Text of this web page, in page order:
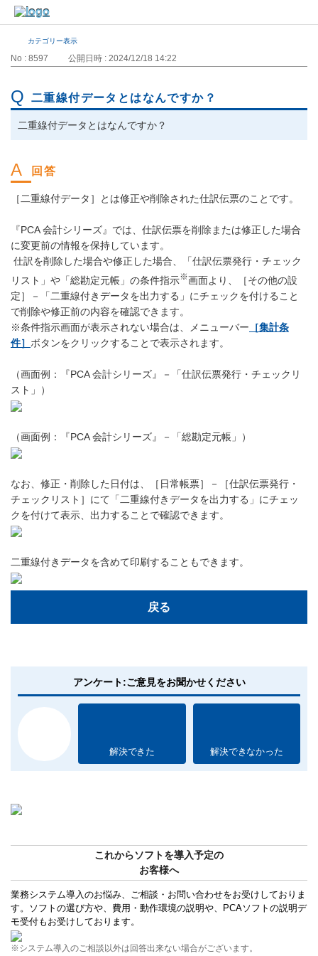
カテゴリー表示
No : 8597 公開日時 : 2024/12/18 14:22
二重線付データとはなんですか？
二重線付データとはなんですか？
［二重線付データ］とは修正や削除された仕訳伝票のことです。
『PCA 会計シリーズ』では、仕訳伝票を削除または修正した場合
に変更前の情報を保持しています。
仕訳を削除した場合や修正した場合、「仕訳伝票発行・チェック
リスト」や「総勘定元帳」の条件指示※画面より、［その他の設
定］－「二重線付きデータを出力する」にチェックを付けること
で削除や修正前の内容を確認できます。
※条件指示画面が表示されない場合は、メニューバー ［集計条
件］ ボタンをクリックすることで表示されます。
（画面例：『PCA 会計シリーズ』－「仕訳伝票発行・チェックリ
スト」）
（画面例：『PCA 会計シリーズ』－「総勘定元帳」）
なお、修正・削除した日付は、［日常帳票］－［仕訳伝票発行・
チェックリスト］にて「二重線付きデータを出力する」にチェッ
クを付けて表示、出力することで確認できます。
二重線付きデータを含めて印刷することもできます。
戻る
アンケート:ご意見をお聞かせください
解決できた 解決できなかった
これからソフトを導入予定の
お客様へ
業務システム導入のお悩み、ご相談・お問い合わせをお受けしておりま
す。ソフトの選び方や、費用・動作環境の説明や、PCAソフトの説明デ
モ受付もお受けしております。
※システム導入のご相談以外は回答出来ない場合がございます。